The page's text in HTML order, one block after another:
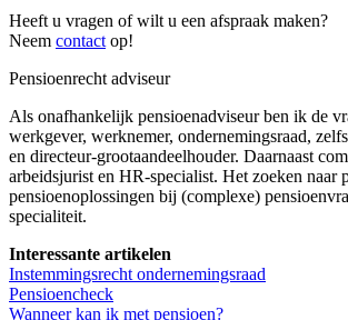
Heeft u vragen of wilt u een afspraak maken?
Neem contact op!
Pensioenrecht adviseur
Als onafhankelijk pensioenadviseur ben ik de
werkgever, werknemer, ondernemingsraad,
en directeur-grootaandeelhouder. Daarnaast
arbeidsjurist en HR-specialist. Het zoeken naar
pensioenoplossingen bij (complexe)
specialiteit.
Interessante artikelen
Instemmingsrecht ondernemingsraad
Pensioencheck
Wanneer kan ik met pensioen?